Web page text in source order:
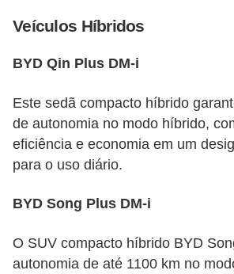
Veículos Híbridos
BYD Qin Plus DM-i
Este sedã compacto híbrido
de autonomia no modo híbrido,
eficiência e economia em um
para o uso diário.
BYD Song Plus DM-i
O SUV compacto híbrido BYD
autonomia de até 1100 km no